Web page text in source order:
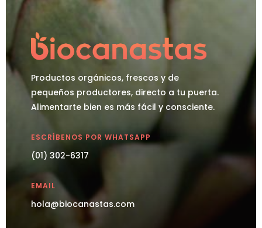
Productos orgánicos, frescos y de
pequeños productores, directo a tu puerta.
Alimentarte bien es más fácil y consciente.
ESCRÍBENOS POR WHATSAPP
(01) 302-6317
EMAIL
hola@biocanastas.com